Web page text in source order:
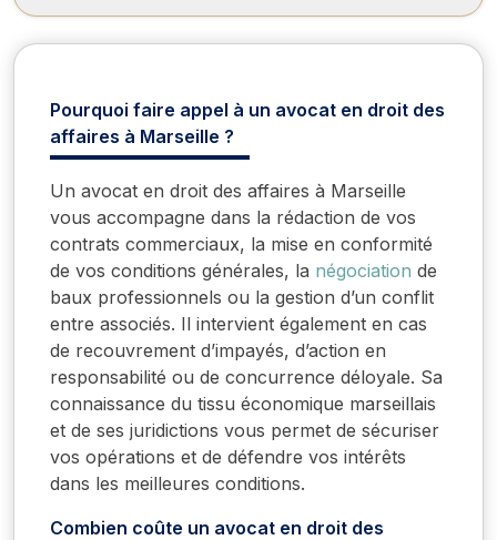
Pourquoi faire appel à un avocat en droit des
affaires à Marseille ?
Un avocat en droit des affaires à Marseille
vous accompagne dans la rédaction de vos
contrats commerciaux, la mise en conformité
de vos conditions générales, la négociation de
baux professionnels ou la gestion d’un conflit
entre associés. Il intervient également en cas
de recouvrement d’impayés, d’action en
responsabilité ou de concurrence déloyale. Sa
connaissance du tissu économique marseillais
et de ses juridictions vous permet de sécuriser
vos opérations et de défendre vos intérêts
dans les meilleures conditions.
Combien coûte un avocat en droit des